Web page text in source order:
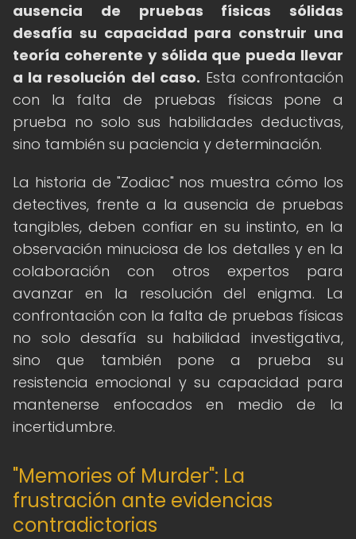
ausencia de pruebas físicas sólidas
desafía su capacidad para construir una
teoría coherente y sólida que pueda llevar
a la resolución del caso. Esta confrontación
con la falta de pruebas físicas pone a
prueba no solo sus habilidades deductivas,
sino también su paciencia y determinación.
La historia de "Zodiac" nos muestra cómo los
detectives, frente a la ausencia de pruebas
tangibles, deben confiar en su instinto, en la
observación minuciosa de los detalles y en la
colaboración con otros expertos para
avanzar en la resolución del enigma. La
confrontación con la falta de pruebas físicas
no solo desafía su habilidad investigativa,
sino que también pone a prueba su
resistencia emocional y su capacidad para
mantenerse enfocados en medio de la
incertidumbre.
"Memories of Murder": La
frustración ante evidencias
contradictorias